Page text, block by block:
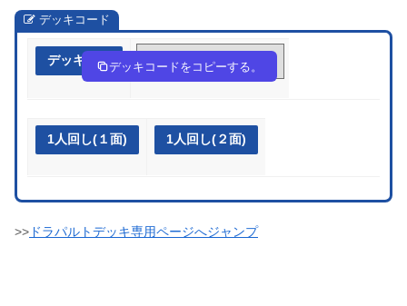
デッキコード
デッキ作成 444cY8-yyolgI-8cxcxa
デッキコードをコピーする。
1人回し(１面) 1人回し(２面)
>> ドラパルトデッキ専用ページへジャンプ